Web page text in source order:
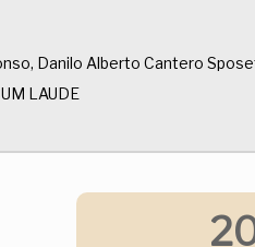
Danilo Alberto Cantero
LAUDE